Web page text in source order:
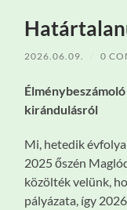
2026.06.09. 0
kirándulásról
Mi, hetedik
2025 őszén
közölték velünk,
pályázata, így